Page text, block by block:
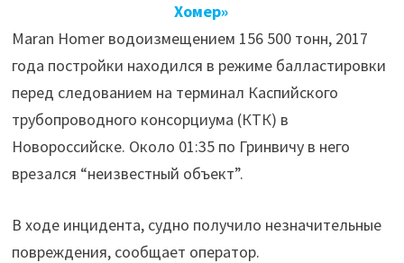
Хомер»
Maran Homer водоизмещением 156 500 тонн, 2017
года постройки находился в режиме балластировки
перед следованием на терминал Каспийского
трубопроводного консорциума (КТК) в
Новороссийске. Около 01:35 по Гринвичу в него
врезался “неизвестный объект”.
В ходе инцидента, судно получило незначительные
повреждения, сообщает оператор.